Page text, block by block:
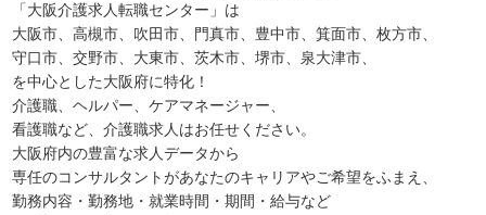
「大阪介護求人転職センター」は
大阪市、高槻市、吹田市、門真市、豊中市、箕面市、枚方市、
守口市、交野市、大東市、茨木市、堺市、泉大津市、
を中心とした大阪府に特化！
介護職、ヘルパー、ケアマネージャー、
看護職など、介護職求人はお任せください。
大阪府内の豊富な求人データから
専任のコンサルタントがあなたのキャリアやご希望をふまえ、
勤務内容・勤務地・就業時間・期間・給与など